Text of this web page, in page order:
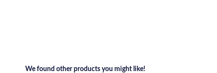
We found other products you might like!